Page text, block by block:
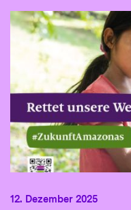
12. Dezember 2025